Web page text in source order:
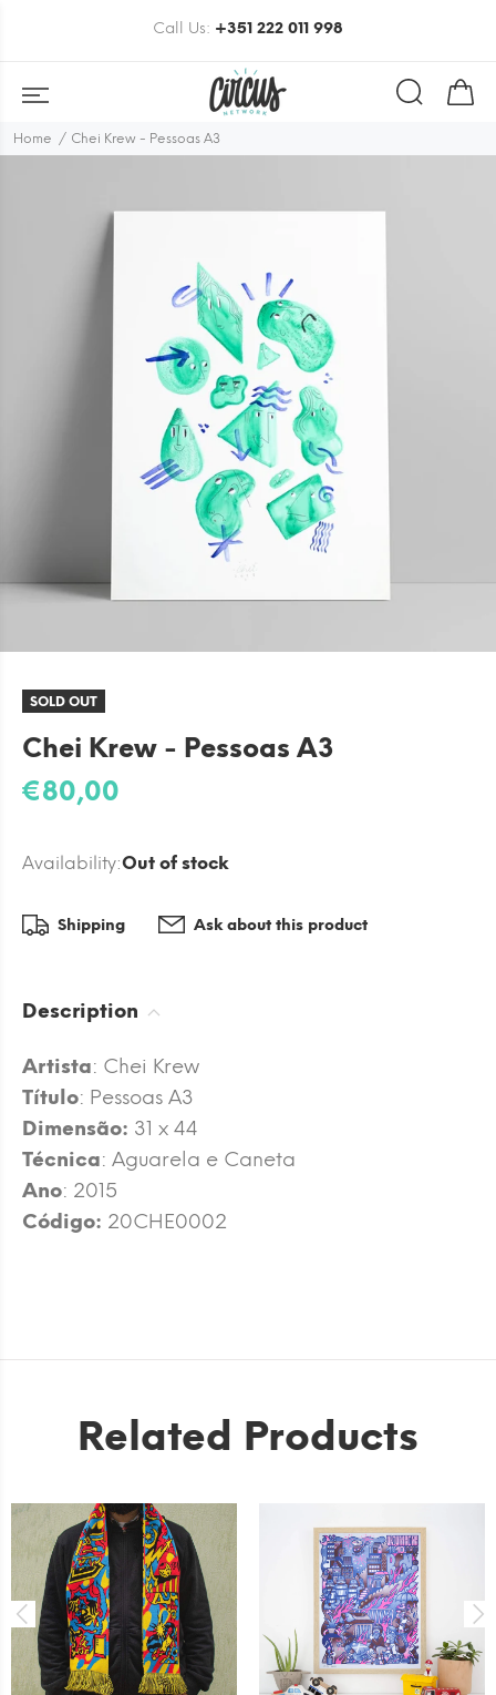
Call Us: +351 222 011 998
Home Chei Krew - Pessoas A3
SOLD OUT
Chei Krew - Pessoas A3
€80,00
Availability:Out of stock
Shipping Ask about this product
Description
Artista: Chei Krew
Título: Pessoas A3
Dimensão: 31 x 44
Técnica: Aguarela e Caneta
Ano: 2015
Código: 20CHE0002
Related Products